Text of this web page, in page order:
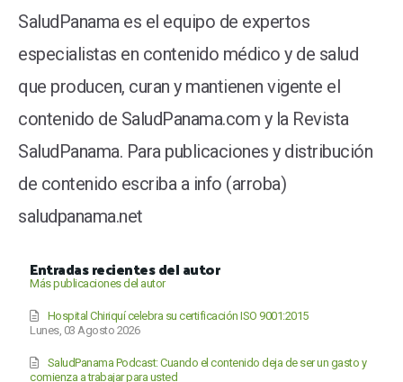
SaludPanama es el equipo de expertos
especialistas en contenido médico y de salud
que producen, curan y mantienen vigente el
contenido de SaludPanama.com y la Revista
SaludPanama. Para publicaciones y distribución
de contenido escriba a info (arroba)
saludpanama.net
Entradas recientes del autor
Más publicaciones del autor
Lunes, 03 Agosto 2026
Hospital Chiriquí celebra su certificación ISO 9001:2015
SaludPanama Podcast: Cuando el contenido deja de ser un gasto y
comienza a trabajar para usted